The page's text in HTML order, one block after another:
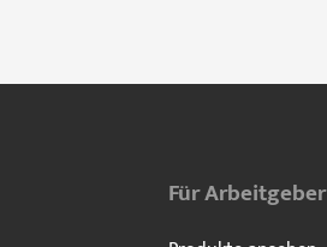
Für Arbeitgeber